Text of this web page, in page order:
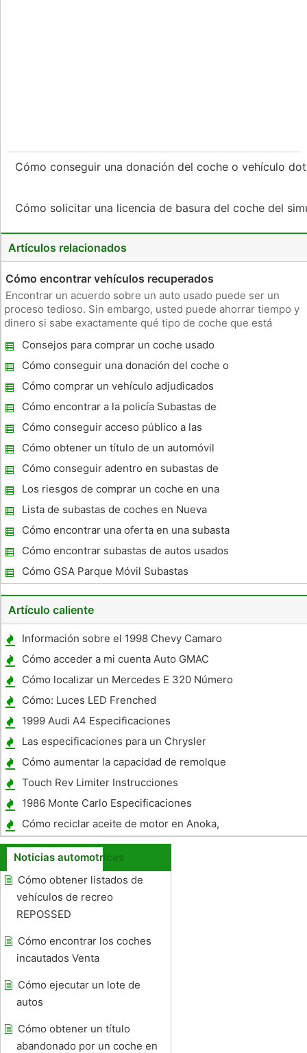
Cómo conseguir una donación del coche o vehículo
Cómo solicitar una licencia de basura del coche del
Artículos relacionados
Cómo encontrar vehículos recuperados
Encontrar un acuerdo sobre un auto usado puede ser un
proceso tedioso. Sin embargo, usted puede ahorrar tiempo y
dinero si sabe exactamente qué tipo de coche que está
coche que fue embargada. Los concesionarios venden
vehículos recuperados e
Consejos para comprar un coche usado
subastas
Cómo conseguir una donación del coche o
vehículo dotado
Cómo comprar un vehículo adjudicados
Cómo encontrar a la policía Subastas de
Vehículos
Cómo conseguir acceso público a las
subastas de automóviles al por mayor de
Cómo obtener un título de un automóvil
abandonado
Cómo conseguir adentro en subastas de
coches en Florida
Los riesgos de comprar un coche en una
subasta
Lista de subastas de coches en Nueva
Jersey
Cómo encontrar una oferta en una subasta
de la policía
Cómo encontrar subastas de autos usados ​​
Cómo GSA Parque Móvil Subastas
Artículo caliente
Información sobre el 1998 Chevy Camaro
Cómo acceder a mi cuenta Auto GMAC
Cómo localizar un Mercedes E 320 Número
de chasis 2003
Cómo: Luces LED Frenched
1999 Audi A4 Especificaciones
Las especificaciones para un Chrysler
Concord LXi 2003
Cómo aumentar la capacidad de remolque
en un 2000 K1500 Suburban
Touch Rev Limiter Instrucciones
1986 Monte Carlo Especificaciones
Cómo reciclar aceite de motor en Anoka,
Minnesota
Noticias automotrices
Cómo obtener listados de
vehículos de recreo
REPOSSED
Cómo encontrar los coches
incautados Venta
Cómo ejecutar un lote de
autos
Cómo obtener un título
abandonado por un coche en